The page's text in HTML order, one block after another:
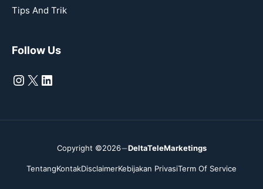
Tips And Trik
Follow Us
Instagram
X LinkedIn
Copyright ©2026 DeltaTeleMarketings
TentangKontakDisclaimerKebijakan PrivasiTerm Of Service